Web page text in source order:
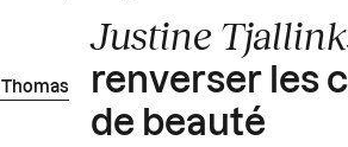
Justine
renverser les
de beauté